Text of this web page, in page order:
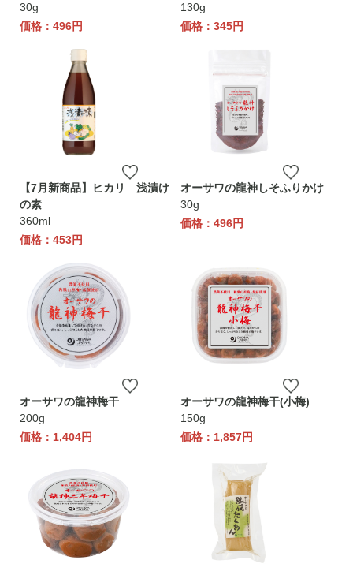
30g
価格：496円
130g
価格：345円
【7月新商品】ヒカリ 浅漬け
の素
360ml
価格：453円
オーサワの龍神しそふりかけ
30g
価格：496円
オーサワの龍神梅干
200g
価格：1,404円
オーサワの龍神梅干(小梅)
150g
価格：1,857円